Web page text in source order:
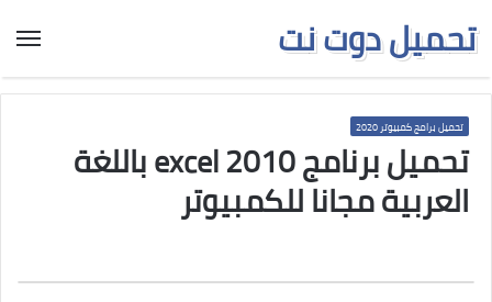
تحميل دوت نت
تحميل برامج كمبيوتر 2020
تحميل برنامج excel 2010 باللغة
العربية مجانا للكمبيوتر